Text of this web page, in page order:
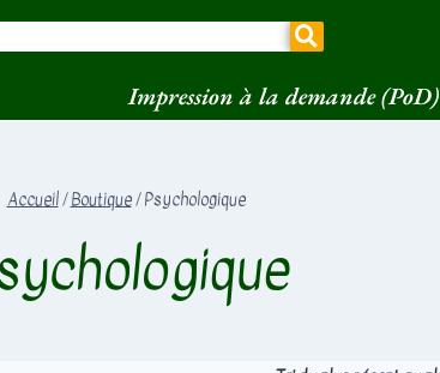
Impression à la demande (PoD)
Accueil/Boutique/ Psychologique